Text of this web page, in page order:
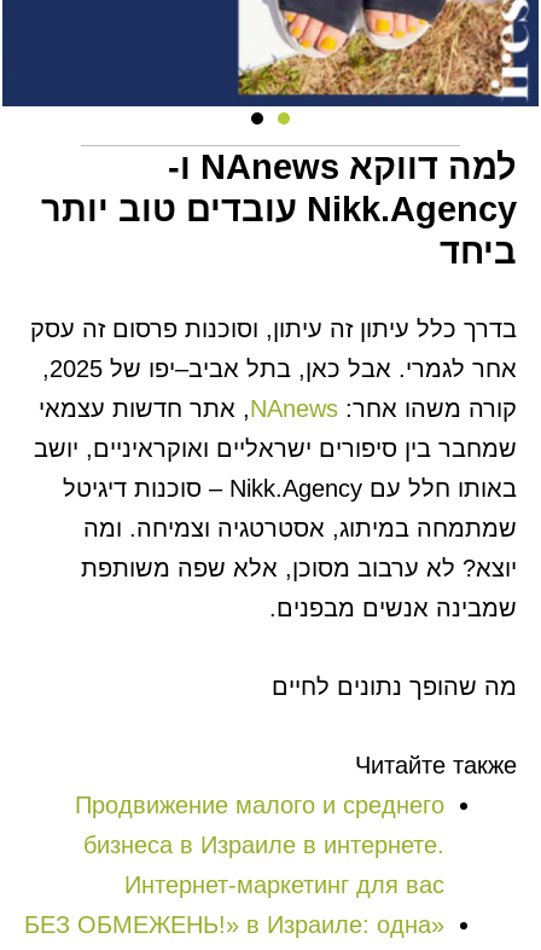
למה דווקא NAnews ו-
Nikk.Agency עובדים טוב יותר
ביחד
בדרך כלל עיתון זה עיתון, וסוכנות פרסום זה עסק
אחר לגמרי. אבל כאן, בתל אביב–יפו של 2025,
קורה משהו אחר: NAnews, אתר חדשות עצמאי
שמחבר בין סיפורים ישראליים ואוקראיניים, יושב
באותו חלל עם Nikk.Agency – סוכנות דיגיטל
שמתמחה במיתוג, אסטרטגיה וצמיחה. ומה
יוצא? לא ערבוב מסוכן, אלא שפה משותפת
שמבינה אנשים מבפנים.
מה שהופך נתונים לחיים
Читайте также
Продвижение малого и среднего
бизнеса в Израиле в интернете.
Интернет-маркетинг для вас
«БЕЗ ОБМЕЖЕНЬ!» в Израиле: одна